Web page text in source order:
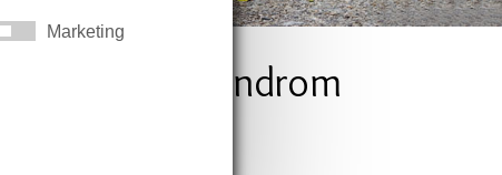
Fatigue Syndrom